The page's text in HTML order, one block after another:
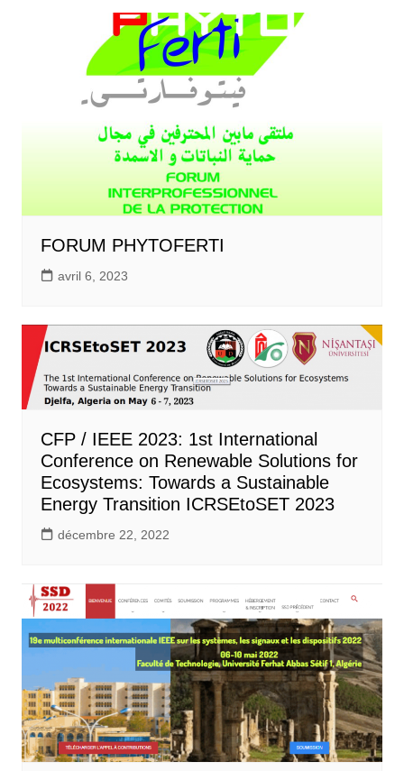
FORUM PHYTOFERTI
avril 6, 2023
CFP / IEEE 2023: 1st International
Conference on Renewable Solutions for
Ecosystems: Towards a Sustainable
Energy Transition ICRSEtoSET 2023
décembre 22, 2022